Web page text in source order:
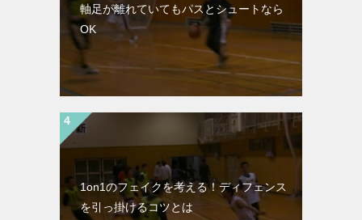
軸足が離れていてもパスとシュートなら
OK
1on1のフェイクを考える！ディフェンス
を引っ掛けるコツとは